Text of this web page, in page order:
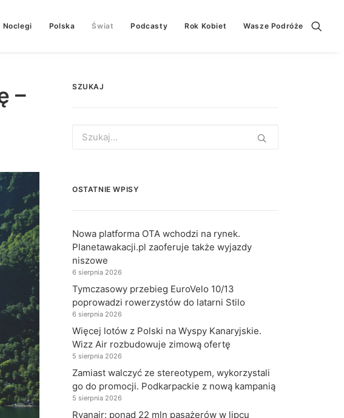
Noclegi Polska Świat Podcasty Rok Kobiet Wasze Podróże
–
SZUKAJ
for:
OSTATNIE WPISY
Nowa platforma OTA wchodzi na rynek.
Planetawakacji.pl zaoferuje także wyjazdy
niszowe
6 sierpnia 2026
Tymczasowy przebieg EuroVelo 10/13
poprowadzi rowerzystów do latarni Stilo
6 sierpnia 2026
Więcej lotów z Polski na Wyspy Kanaryjskie.
Wizz Air rozbudowuje zimową ofertę
5 sierpnia 2026
Zamiast walczyć ze stereotypem, wykorzystali
go do promocji. Podkarpackie z nową kampanią
5 sierpnia 2026
Ryanair: ponad 22 mln pasażerów w lipcu